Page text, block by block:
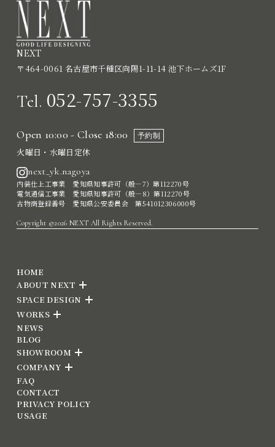
NEXT
〒464-0061 名古屋市千種区向陽1-11-14 池下ホームズ1F
Tel. 052-757-3355
Open 10:00 - Close 18:00 予約制
火曜日・水曜日定休
next_yk.nagoya
内装仕上工事業 愛知県知事許可（般―7）第112270号
電気通信工事業 愛知県知事許可（般―8）第112270号
古物商登録番号 愛知県公安委員会 第541012306000号
Copyright ©2026 NEXT All Rights Reserved.
HOME
ABOUT NEXT
SPACE DESIGN
WORKS
NEWS
BLOG
SHOWROOM
COMPANY
FAQ
CONTACT
PRIVACY POLICY
USAGE